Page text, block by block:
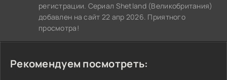
регистрации. Сериал Shetland (Великобритания)
добавлен на сайт 22 апр 2026. Приятного
просмотра!
Рекомендуем посмотреть: